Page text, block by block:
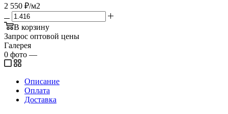
2 550 ₽/м2
В корзину
Запрос оптовой цены
Галерея
0 фото —
Описание
Оплата
Доставка